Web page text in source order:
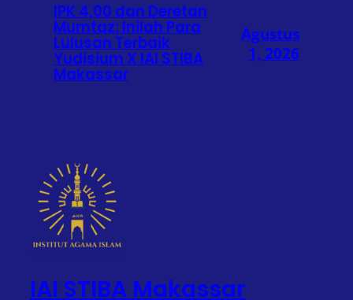
IPK 4,00 dan Deretan
Mumtaz: Inilah Para
Lulusan Terbaik
Yudisium X IAI STIBA
Makassar
Agustus
1, 2026
IAI STIBA Makassar